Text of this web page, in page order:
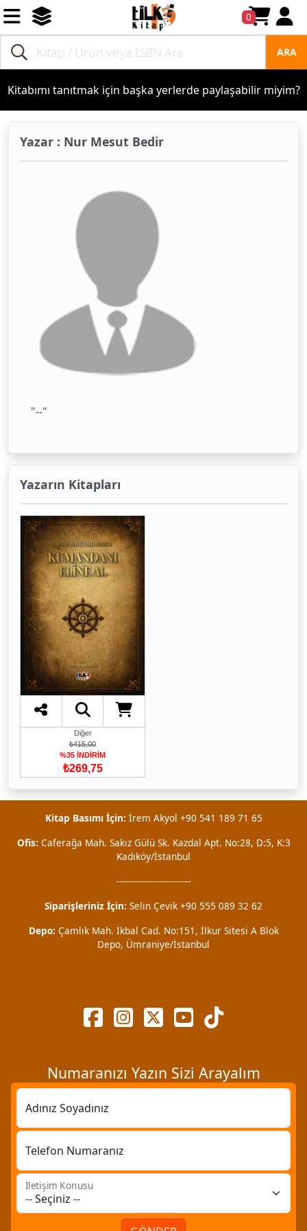
0
ARA
Kitabımı tanıtmak için başka yerlerde paylaşabilir miyim?
Yazar : Nur Mesut Bedir
"--"
Yazarın Kitapları
Diğer
₺415,00
%35 İNDİRİM
₺269,75
Kitap Basımı İçin: İrem Akyol +90 541 189 71 65
Ofis: Caferağa Mah. Sakız Gülü Sk. Kazdal Apt. No:28, D:5, K:3
Kadıköy/İstanbul
---------------------------
Siparişleriniz İçin: Selin Çevik +90 555 089 32 62
Depo: Çamlık Mah. İkbal Cad. No:151, İlkur Sitesi A Blok
Depo, Ümraniye/İstanbul
Numaranızı Yazın Sizi Arayalım
Adınız Soyadınız
Telefon Numaranız
İletişim Konusu